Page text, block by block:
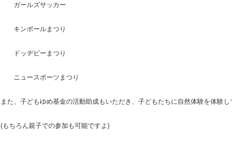
ガールズサッカー
キンボールまつり
ドッヂビーまつり
ニュースポーツまつり
また、子どもゆめ基金の活動助成もいただき、子どもたちに自然体験を体験し
(もちろん親子での参加も可能ですよ)